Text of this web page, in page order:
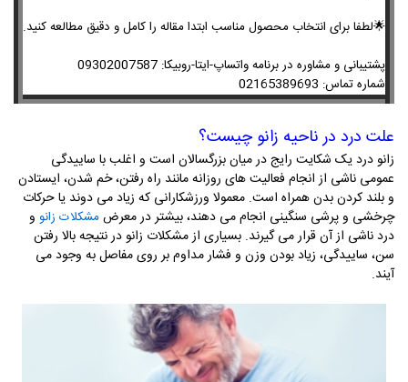
🌟لطفا برای انتخاب محصول مناسب ابتدا مقاله را کامل و دقیق مطالعه کنید.
پشتیبانی و مشاوره در برنامه واتساپ-ایتا-روبیکا:
شماره تماس: 02165389693
علت درد در ناحیه زانو چیست؟
زانو درد یک شکایت رایج در میان بزرگسالان است و اغلب با ساییدگی
عمومی ناشی از انجام فعالیت‌ های روزانه مانند راه رفتن، خم شدن، ایستادن
و بلند کردن بدن همراه است. معمولا ورزشکارانی که زیاد می دوند یا حرکات
چرخشی و پرشی سنگینی انجام می دهند، بیشتر در معرضمشکلات زانو و
درد ناشی از آن قرار می گیرند. بسیاری از مشکلات زانو در نتیجه بالا رفتن
سن، ساییدگی، زیاد بودن وزن و فشار مداوم بر روی مفاصل به وجود می
آیند.